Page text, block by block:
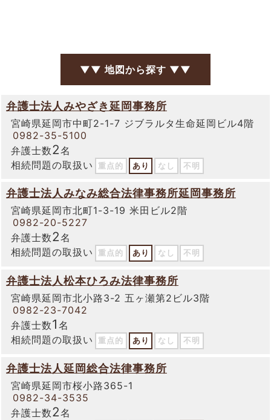
▼▼ 地図から探す ▼▼
弁護士法人みやざき延岡事務所
宮崎県延岡市中町2-1-7 ジブラルタ生命延岡ビル4階
0982-35-5100
弁護士数2名
相続問題の取扱い
重点的 あり なし 不明
弁護士法人みなみ総合法律事務所延岡事務所
宮崎県延岡市北町1-3-19 米田ビル2階
0982-20-5227
弁護士数2名
相続問題の取扱い
重点的 あり なし 不明
弁護士法人松本ひろみ法律事務所
宮崎県延岡市北小路3-2 五ヶ瀬第2ビル3階
0982-23-7042
弁護士数1 名
相続問題の取扱い
重点的 あり なし 不明
弁護士法人延岡総合法律事務所
宮崎県延岡市桜小路365-1
0982-34-3535
弁護士数2名